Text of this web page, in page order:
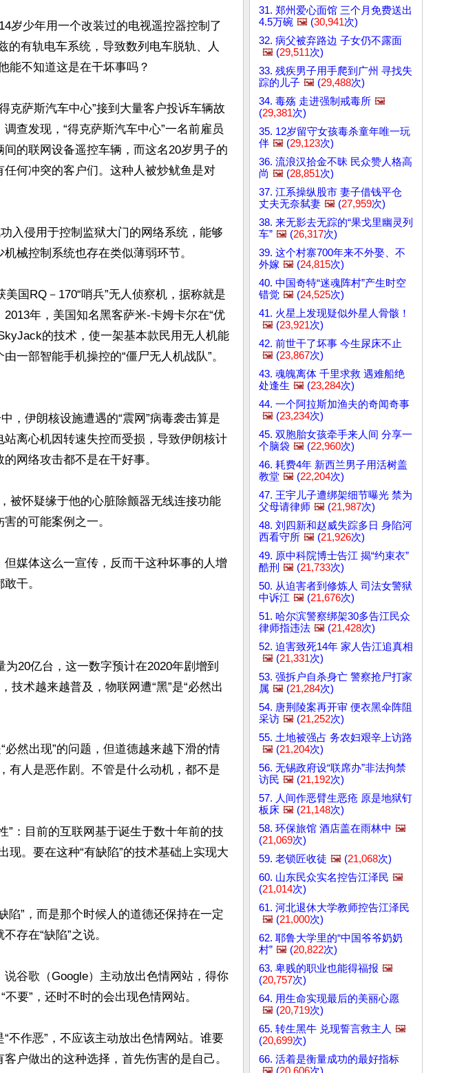
岁少年用一个改装过的电视遥控器控制了
的有轨电车系统，导致数列电车脱轨、人
能不知道这是在干坏事吗？
克萨斯汽车中心”接到大量客户投诉车辆故
查发现，“得克萨斯汽车中心”一名前雇员
的联网设备遥控车辆，而这名20岁男子的
何冲突的客户们。这种人被炒鱿鱼是对
入侵用于控制监狱大门的网络系统，能够
械控制系统也存在类似薄弱环节。
国RQ－170“哨兵”无人侦察机，据称就是
年，美国知名黑客萨米-卡姆卡尔在“优
的技术，使一架基本款民用无人机能
一部智能手机操控的“僵尸无人机战队”。
，伊朗核设施遭遇的“震网”病毒袭击算是
离心机因转速失控而受损，导致伊朗核计
网络攻击都不是在干好事。
被怀疑缘于他的心脏除颤器无线连接功能
的可能案例之一。
媒体这么一宣传，反而干这种坏事的人增
干。
为20亿台，这一数字预计在2020年剧增到
技术越来越普及，物联网遭“黑”是“必然出
必然出现”的问题，但道德越来越下滑的情
有人是恶作剧。不管是什么动机，都不是
”：目前的互联网基于诞生于数十年前的技
现。要在这种“有缺陷”的技术基础上实现大
陷”，而是那个时候人的道德还保持在一定
存在“缺陷”之说。
谷歌（Google）主动放出色情网站，得你
要”，还时不时的会出现色情网站。
不作恶”，不应该主动放出色情网站。谁要
户做出的这种选择，首先伤害的是自己。
31. 郑州爱心面馆 三个月免费送出
4.5万碗 🖼️ (30,941次)
32. 病父被弃路边 子女仍不露面
🖼️ (29,511次)
33. 残疾男子用手爬到广州 寻找失
踪的儿子 🖼️ (29,488次)
34. 毒殇 走进强制戒毒所 🖼️
(29,381次)
35. 12岁留守女孩毒杀童年唯一玩
伴 🖼️ (29,123次)
36. 流浪汉拾金不昧 民众赞人格高
尚 🖼️ (28,851次)
37. 江系操纵股市 妻子借钱平仓
丈夫无奈弑妻 🖼️ (27,959次)
38. 来无影去无踪的“果戈里幽灵列
车” 🖼️ (26,317次)
39. 这个村寨700年来不外娶、不
外嫁 🖼️ (24,815次)
40. 中国奇特“迷魂阵村”产生时空
错觉 🖼️ (24,525次)
41. 火星上发现疑似外星人骨骸！
🖼️ (23,921次)
42. 前世干了坏事 今生尿床不止
🖼️ (23,867次)
43. 魂魄离体 千里求救 遇难船绝
处逢生 🖼️ (23,284次)
44. 一个阿拉斯加渔夫的奇闻奇事
🖼️ (23,234次)
45. 双胞胎女孩牵手来人间 分享一
个脑袋 🖼️ (22,960次)
46. 耗费4年 新西兰男子用活树盖
教堂 🖼️ (22,204次)
47. 王宇儿子遭绑架细节曝光 禁为
父母请律师 🖼️ (21,987次)
48. 刘四新和赵威失踪多日 身陷河
西看守所 🖼️ (21,926次)
49. 原中科院博士告江 揭“约束衣”
酷刑 🖼️ (21,733次)
50. 从迫害者到修炼人 司法女警狱
中诉江 🖼️ (21,676次)
51. 哈尔滨警察绑架30多告江民众
律师指违法 🖼️ (21,428次)
52. 迫害致死14年 家人告江追真相
🖼️ (21,331次)
53. 强拆户自杀身亡 警察抢尸打家
属 🖼️ (21,284次)
54. 唐荆陵案再开审 便衣黑伞阵阻
采访 🖼️ (21,252次)
55. 土地被强占 务农妇艰辛上访路
🖼️ (21,204次)
56. 无锡政府设“联席办”非法拘禁
访民 🖼️ (21,192次)
57. 人间作恶臂生恶疮 原是地狱钉
板床 🖼️ (21,148次)
58. 环保旅馆 酒店盖在雨林中 🖼️
(21,069次)
59. 老锁匠收徒 🖼️ (21,068次)
60. 山东民众实名控告江泽民 🖼️
(21,014次)
61. 河北退休大学教师控告江泽民
🖼️ (21,000次)
62. 耶鲁大学里的“中国爷爷奶奶
村” 🖼️ (20,822次)
63. 卑贱的职业也能得福报 🖼️
(20,757次)
64. 用生命实现最后的美丽心愿
🖼️ (20,719次)
65. 转生黑牛 兑现誓言救主人 🖼️
(20,699次)
66. 活着是衡量成功的最好指标
🖼️ (20,606次)